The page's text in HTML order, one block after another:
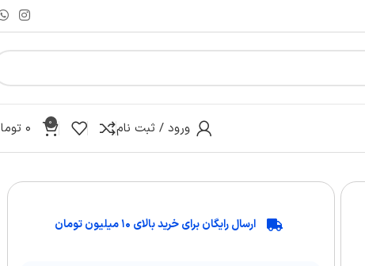
ورود / ثبت نام 0 ۰
ارسال رایگان برای خرید بالای ۱۰ میلیون تومان